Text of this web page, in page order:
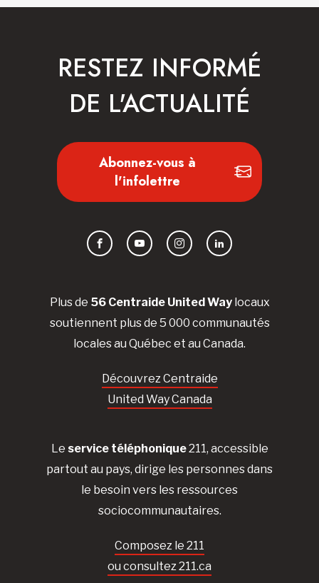
Plus de 56 Centraide United Waylocaux
soutiennent plus de 5 000 communautés
locales au Québec et au Canada.
Découvrez Centraide
United Way Canada
Le service téléphonique211, accessible
partout au pays, dirige les personnes dans
le besoin vers les ressources
sociocommunautaires.
Composez le 211
ou consultez 211.ca
RESTEZ INFORMÉ
DE L'ACTUALITÉ
Abonnez-vous à
l'infolettre
FacebookYouTubeInstagramLinkedIn